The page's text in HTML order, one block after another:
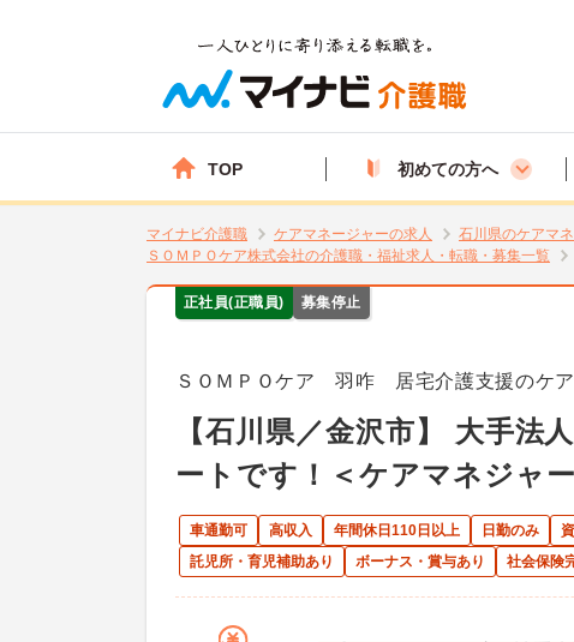
TOP 初めての方へ
マイナビ介護職 ケアマネージャーの求人 石川県のケアマ
ＳＯＭＰＯケア株式会社の介護職・福祉求人・転職・募集一覧
正社員(正職員) 募集停止
ＳＯＭＰＯケア 羽咋 居宅介護支援のケア
【石川県／金沢市】 大手法
ートです！＜ケアマネジャ
車通勤可 高収入 年間休日110日以上 日勤のみ
託児所・育児補助あり
ボーナス・賞与あり 社会保険